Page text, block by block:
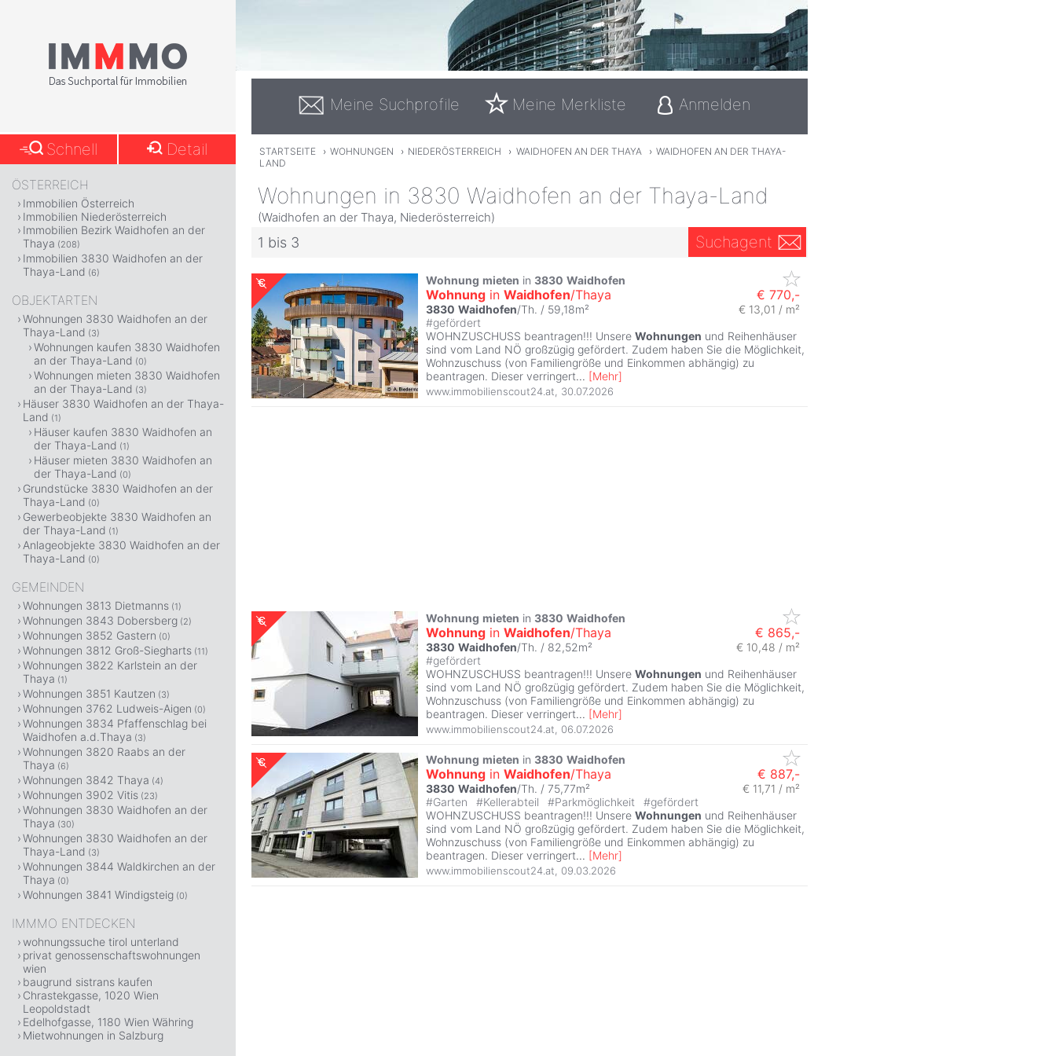
Meine Suchprofile Meine Merkliste Anmelden
STARTSEITE › WOHNUNGEN › NIEDERÖSTERREICH › WAIDHOFEN AN DER THAYA › WAIDHOFEN AN DER THAYA-
LAND
Wohnungen in 3830 Waidhofen an der Thaya-Land
(Waidhofen an der Thaya, Niederösterreich)
1 bis 3 Suchagent
Wohnung mieten in 3830 Waidhofen
Wohnung in Waidhofen/Thaya € 770,-
3830 Waidhofen/Th. / 59,18m²
€ 13,01 / m²
#gefördert
WOHNZUSCHUSS beantragen!!! Unsere Wohnungen und Reihenhäuser
sind vom Land NÖ großzügig gefördert. Zudem haben Sie die Möglichkeit,
Wohnzuschuss (von Familiengröße und Einkommen abhängig) zu
beantragen. Dieser verringert... [Mehr]
www.immobilienscout24.at 30.07.2026
Wohnung mieten in 3830 Waidhofen
Wohnung in Waidhofen/Thaya € 865,-
3830 Waidhofen/Th. / 82,52m²
€ 10,48 / m²
#gefördert
WOHNZUSCHUSS beantragen!!! Unsere Wohnungen und Reihenhäuser
sind vom Land NÖ großzügig gefördert. Zudem haben Sie die Möglichkeit,
Wohnzuschuss (von Familiengröße und Einkommen abhängig) zu
beantragen. Dieser verringert... [Mehr]
www.immobilienscout24.at 06.07.2026
Wohnung mieten in 3830 Waidhofen
Wohnung in Waidhofen/Thaya € 887,-
3830 Waidhofen/Th. / 75,77m²
€ 11,71 / m²
#Garten #Kellerabteil #Parkmöglichkeit #gefördert
WOHNZUSCHUSS beantragen!!! Unsere Wohnungen und Reihenhäuser
sind vom Land NÖ großzügig gefördert. Zudem haben Sie die Möglichkeit,
Wohnzuschuss (von Familiengröße und Einkommen abhängig) zu
beantragen. Dieser verringert... [Mehr]
www.immobilienscout24.at 09.03.2026
Schnell Detail
ÖSTERREICH
Immobilien Österreich
Immobilien Niederösterreich
Immobilien Bezirk Waidhofen an der
Thaya (208)
Immobilien 3830 Waidhofen an der
Thaya-Land (6)
OBJEKTARTEN
Wohnungen 3830 Waidhofen an der
Thaya-Land (3)
Wohnungen kaufen 3830 Waidhofen
an der Thaya-Land (0)
Wohnungen mieten 3830 Waidhofen
an der Thaya-Land (3)
Häuser 3830 Waidhofen an der Thaya-
Land (1)
Häuser kaufen 3830 Waidhofen an
der Thaya-Land (1)
Häuser mieten 3830 Waidhofen an
der Thaya-Land (0)
Grundstücke 3830 Waidhofen an der
Thaya-Land (0)
Gewerbeobjekte 3830 Waidhofen an
der Thaya-Land (1)
Anlageobjekte 3830 Waidhofen an der
Thaya-Land (0)
GEMEINDEN
Wohnungen 3813 Dietmanns (1)
Wohnungen 3843 Dobersberg (2)
Wohnungen 3852 Gastern (0)
Wohnungen 3812 Groß-Siegharts (11)
Wohnungen 3822 Karlstein an der
Thaya (1)
Wohnungen 3851 Kautzen (3)
Wohnungen 3762 Ludweis-Aigen (0)
Wohnungen 3834 Pfaffenschlag bei
Waidhofen a.d.Thaya (3)
Wohnungen 3820 Raabs an der
Thaya (6)
Wohnungen 3842 Thaya (4)
Wohnungen 3902 Vitis (23)
Wohnungen 3830 Waidhofen an der
Thaya (30)
Wohnungen 3830 Waidhofen an der
Thaya-Land (3)
Wohnungen 3844 Waldkirchen an der
Thaya (0)
Wohnungen 3841 Windigsteig (0)
IMMMO ENTDECKEN
wohnungssuche tirol unterland
privat genossenschaftswohnungen
wien
baugrund sistrans kaufen
Chrastekgasse, 1020 Wien
Leopoldstadt
Edelhofgasse, 1180 Wien Währing
Mietwohnungen in Salzburg